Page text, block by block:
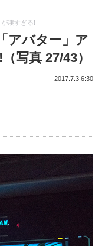
凄すぎる!
アバター」ア
写真 27/43）
2017.7.3 6:30